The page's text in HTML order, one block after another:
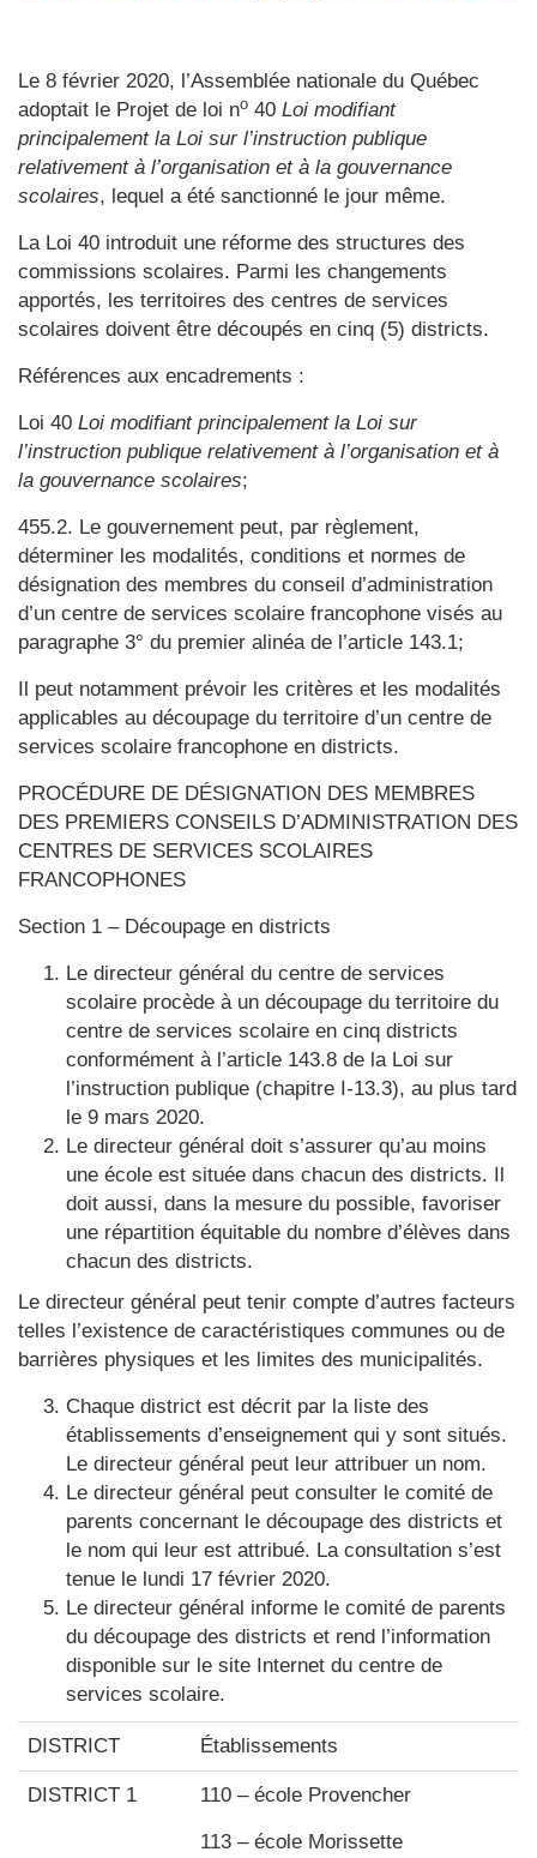
Le 8 février 2020, l’Assemblée nationale du Québec
adoptait le Projet de loi no 40 Loi modifiant
principalement la Loi sur l’instruction publique
relativement à l’organisation et à la gouvernance
scolaires, lequel a été sanctionné le jour même.
La Loi 40 introduit une réforme des structures des
commissions scolaires. Parmi les changements
apportés, les territoires des centres de services
scolaires doivent être découpés en cinq (5) districts.
Références aux encadrements :
Loi 40 Loi modifiant principalement la Loi sur
l’instruction publique relativement à l’organisation et à
la gouvernance scolaires;
455.2. Le gouvernement peut, par règlement,
déterminer les modalités, conditions et normes de
désignation des membres du conseil d’administration
d’un centre de services scolaire francophone visés au
paragraphe 3° du premier alinéa de l’article 143.1;
Il peut notamment prévoir les critères et les modalités
applicables au découpage du territoire d’un centre de
services scolaire francophone en districts.
PROCÉDURE DE DÉSIGNATION DES MEMBRES
DES PREMIERS CONSEILS D’ADMINISTRATION DES
CENTRES DE SERVICES SCOLAIRES
FRANCOPHONES
Section 1 – Découpage en districts
Le directeur général du centre de services
scolaire procède à un découpage du territoire du
centre de services scolaire en cinq districts
conformément à l’article 143.8 de la Loi sur
l’instruction publique (chapitre I-13.3), au plus tard
le 9 mars 2020.
Le directeur général doit s’assurer qu’au moins
une école est située dans chacun des districts. Il
doit aussi, dans la mesure du possible, favoriser
une répartition équitable du nombre d’élèves dans
chacun des districts.
Le directeur général peut tenir compte d’autres facteurs
telles l’existence de caractéristiques communes ou de
barrières physiques et les limites des municipalités.
Chaque district est décrit par la liste des
établissements d’enseignement qui y sont situés.
Le directeur général peut leur attribuer un nom.
Le directeur général peut consulter le comité de
parents concernant le découpage des districts et
le nom qui leur est attribué. La consultation s’est
tenue le lundi 17 février 2020.
Le directeur général informe le comité de parents
du découpage des districts et rend l’information
disponible sur le site Internet du centre de
services scolaire.
DISTRICT Établissements
DISTRICT 1 110 – école Provencher
113 – école Morissette